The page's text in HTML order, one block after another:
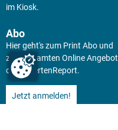
im Kiosk.
Abo
Hier geht's zum Print Abo und
zum gesamten Online Angebot
des expertenReport.
Jetzt anmelden!